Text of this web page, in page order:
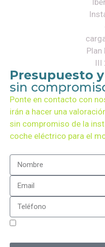
Presupuesto
sin
Ponte en contacto con
irán a hacer una
sin compromiso de la
coche eléctrico para el